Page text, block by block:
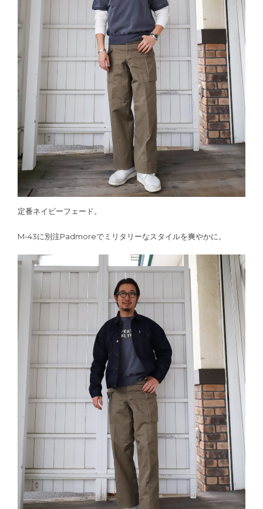
定番ネイビーフェード。
M-43に別注Padmoreでミリタリーなスタイルを爽やかに。